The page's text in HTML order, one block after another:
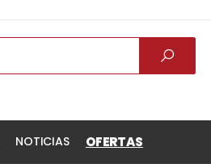
NOTICIAS OFERTAS